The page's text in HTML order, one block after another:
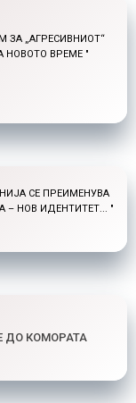
ЗА „АГРЕСИВНИОТ“
НОВОТО ВРЕМЕ "
ДОМА И ВО
КОМОРАТА